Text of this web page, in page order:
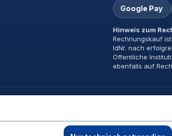
Google Pay
Hinweis zum
Rechnungskauf
IdNr. nach
Öffentliche
ebenfalls auf